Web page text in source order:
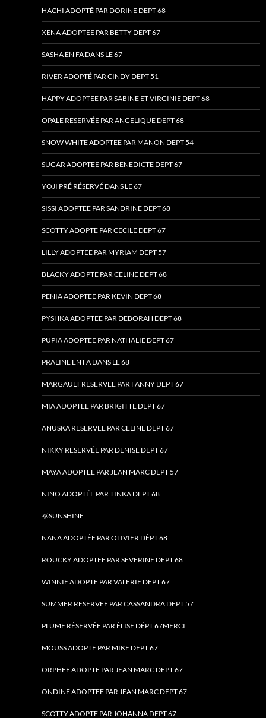
HACHI ADOPTÉ PAR DORINE DEPT 68
XENA ADOPTEE PAR BETTY DEPT 67
SASHA EN FA DANS LE 67
RIVER ADOPTÉ PAR CINDY DEPT 51
HAPPY ADOPTEE PAR SABINE ET VIRGINIE DEPT 68
OPALE RESERVÉE PAR ANGELIQUE DEPT 68
SNOW WHITE ADOPTEE PAR MANON DEPT 54
SUGAR ADOPTEE PAR BENEDICTE DEPT 67
YOJI PRÉ RÉSERVÉ DANS LE 67
SISSI ADOPTEE PAR SANDRINE DEPT 68
SCOTTY ADOPTE PAR CECILE DEPT 67
LILLY ADOPTEE PAR MYRIAM DEPT 57
BLACKY ADOPTE PAR CELINE DEPT 68
PENIA ADOPTEE PAR KEVIN DEPT 68
PYSHKA ADOPTEE PAR DEBORAH DEPT 68
PUPIA ADOPTEE PAR NATHALIE DEPT 67
PRALINE EN FA DANS LE 68
MARGAULT RESERVEE PAR FANNY DEPT 67
MIA ADOPTEE PAR BRIGITTE DEPT 67
ANUSKA RESERVEE PAR CELINE DEPT 67
NIKKY RESERVÉE PAR DENISE DEPT 67
MAYA ADOPTEE PAR JEAN MARC DEPT 57
NINO ADOPTÉE PAR TINKA DEPT 68
🌞SUNSHINE
NANA ADOPTÉE PAR OLIVIER DÉPT 68
ROUCKY ADOPTEE PAR SEVERINE DEPT 68
WINNIE ADOPTE PAR VALERIE DEPT 67
SUMMER RESERVEE PAR CASSANDRA DEPT 57
PLUME RÉSERVÉE PAR ÉLISE DÉPT 67MERCI
MOUSS ADOPTE PAR MIKE DEPT 67
ORPHEE ADOPTE PAR JEAN MARC DEPT 67
ONDINE ADOPTEE PAR JEAN MARC DEPT 67
SCOTTY ADOPTE PAR JOHANNA DEPT 67